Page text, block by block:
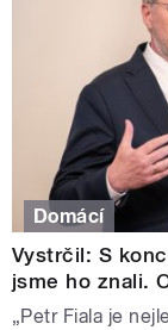
Domácí
Vystrčil: S
jsme ho znali.
„Petr Fiala je